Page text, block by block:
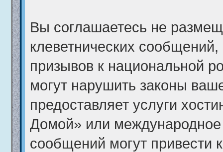
Вы соглашаетесь не
клеветнических
призывов к национальной
могут нарушить законы
предоставляет услуги
Домой» или
сообщений могут